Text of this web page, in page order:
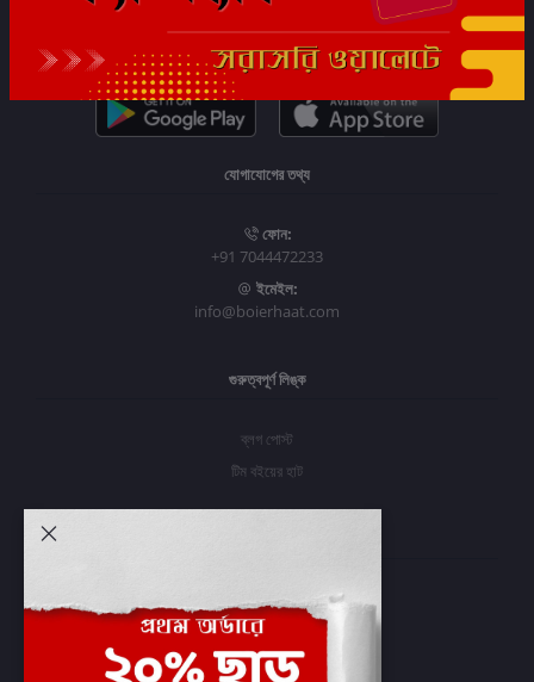
সাবস্ক্রাইব
যোগাযোগের তথ্য
ফোন:
+91 7044472233
ইমেইল:
info@boierhaat.com
গুরুত্বপূর্ণ লিঙ্ক
ব্লগ পোস্ট
টিম বইয়ের হাট
প্রবেশ করুন
অর্ডার ইতিহাস
আমার ইচ্ছাগুলি